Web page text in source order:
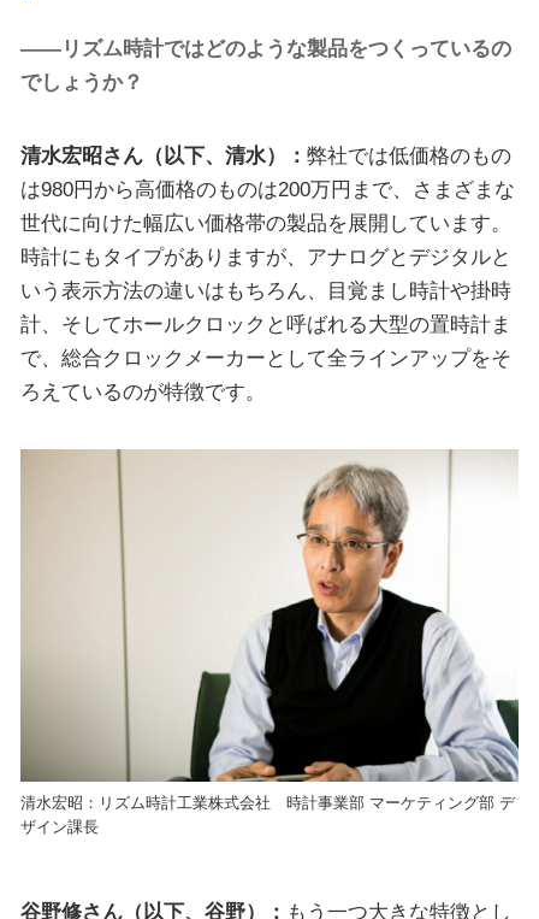
――リズム時計ではどのような製品をつくっているの
でしょうか？
清水宏昭さん（以下、清水）： 弊社では低価格のもの
は980円から高価格のものは200万円まで、さまざまな
世代に向けた幅広い価格帯の製品を展開しています。
時計にもタイプがありますが、アナログとデジタルと
いう表示方法の違いはもちろん、目覚まし時計や掛時
計、そしてホールクロックと呼ばれる大型の置時計ま
で、総合クロックメーカーとして全ラインアップをそ
ろえているのが特徴です。
清水宏昭：リズム時計工業株式会社 時計事業部 マーケティング部 デ
ザイン課長
谷野修さん（以下、谷野）： もう一つ大きな特徴とし